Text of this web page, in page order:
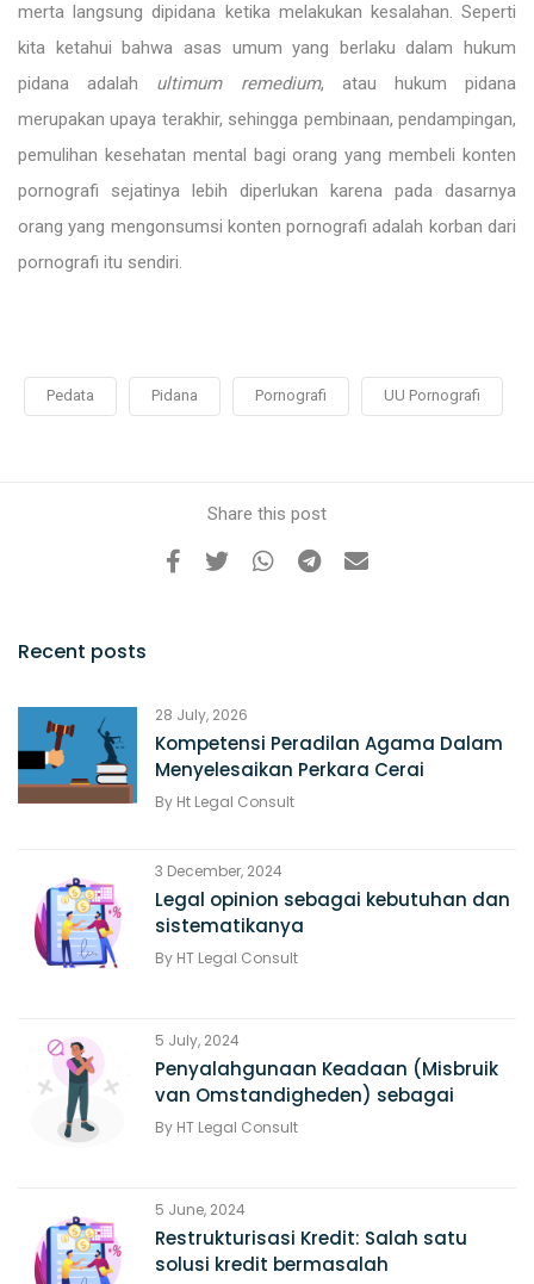
merta langsung dipidana ketika melakukan kesalahan. Seperti
kita ketahui bahwa asas umum yang berlaku dalam hukum
pidana adalah ultimum remedium, atau hukum pidana
merupakan upaya terakhir, sehingga pembinaan, pendampingan,
pemulihan kesehatan mental bagi orang yang membeli konten
pornografi sejatinya lebih diperlukan karena pada dasarnya
orang yang mengonsumsi konten pornografi adalah korban dari
pornografi itu sendiri.
Pedata Pidana Pornografi UU Pornografi
Share this post
Recent posts
28 July, 2026
Kompetensi Peradilan Agama Dalam
Menyelesaikan Perkara Cerai
By Ht Legal Consult
3 December, 2024
Legal opinion sebagai kebutuhan dan
sistematikanya
By HT Legal Consult
5 July, 2024
Penyalahgunaan Keadaan (Misbruik
van Omstandigheden) sebagai
alasan Pembatalan Perjanjian
By HT Legal Consult
5 June, 2024
Restrukturisasi Kredit: Salah satu
solusi kredit bermasalah